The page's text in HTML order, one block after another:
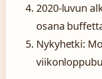
2020-luvun
osana
Nykyhetki: